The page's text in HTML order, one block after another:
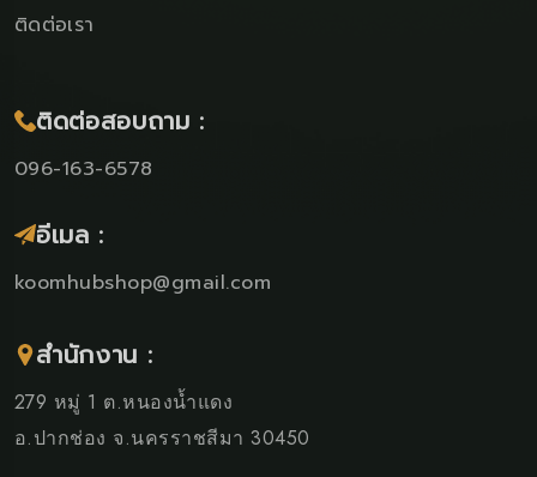
ติดต่อเรา
ติดต่อสอบถาม :
096-163-6578
อีเมล :
koomhubshop@gmail.com
สำนักงาน :
279 หมู่ 1 ต.หนองน้ำแดง
อ.ปากช่อง จ.นครราชสีมา 30450